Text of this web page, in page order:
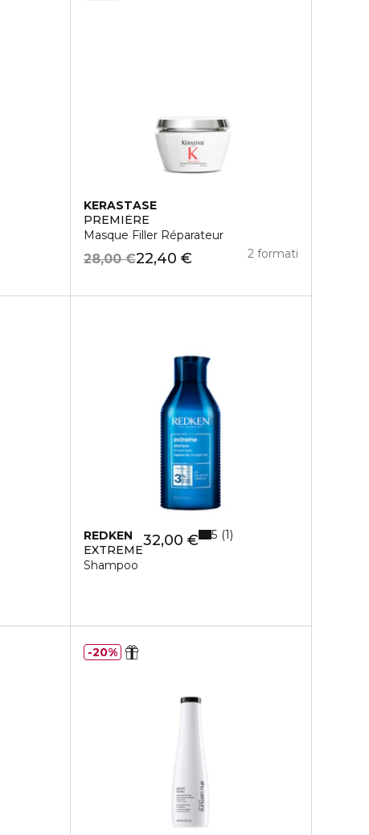
KERASTASE
PREMIÈRE
Masque Filler Réparateur
22,40 €
28,00 € 2 formati
REDKEN
EXTREME
Shampoo
32,00 € 5 1
20%